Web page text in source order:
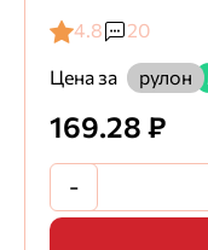
4.8
20
Цена за
рулон
169.28 ₽
-